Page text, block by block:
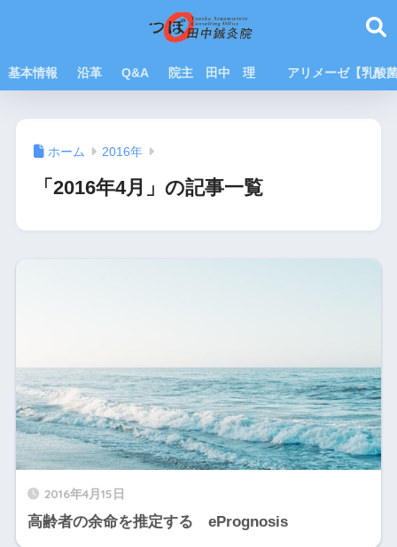
基本情報 沿革 Q&A 院主 田中 理 アリメーゼ【乳酸
ホーム 2016年
「2016年4月」の記事一覧
2016年4月15日
高齢者の余命を推定する ePrognosis